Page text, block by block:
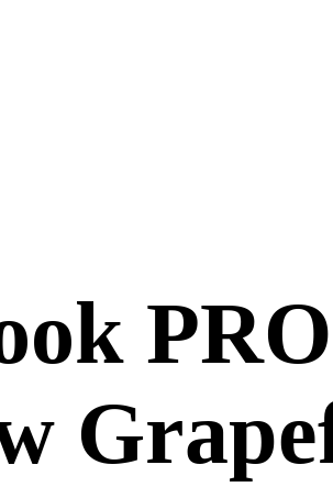
PRO